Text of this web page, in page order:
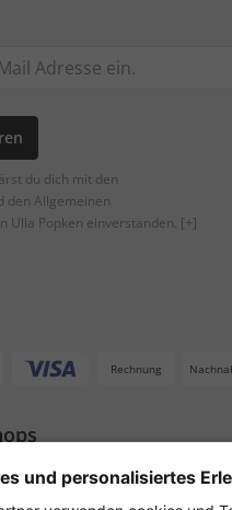
du dich mit den
den Allgemeinen
Ulla Popken einverstanden. [+]
Rechnung